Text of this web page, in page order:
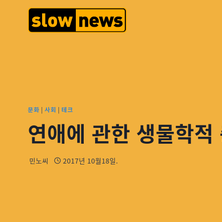
문화 | 사회 | 테크
연애에 관한 생물학적
민노씨 2017년 10월18일.